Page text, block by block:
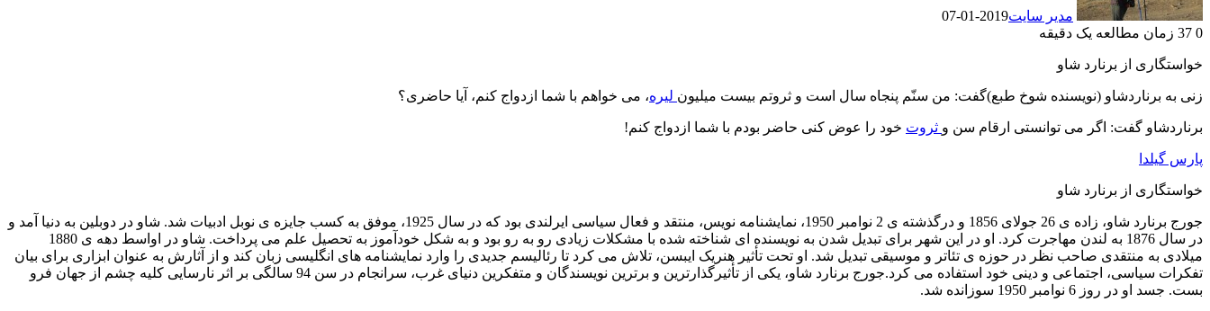
مدیر سایت2019-01-07
0
زمان مطالعه یک دقیقه
خواستگاری از برنارد شاو
زنی به برناردشاو (نویسنده شوخ طبع)گفت: من سنّم پنجاه سال است و ثروتم بیست میلیون لیره، می خواهم با شما ازدواج کنم، آیا حاضری؟
برناردشاو گفت: اگر می توانستی ارقام سن و ثروت خود را عوض کنی حاضر بودم با شما ازدواج کنم!
پارس گیلدا
خواستگاری از برنارد شاو
جورج برنارد شاو، زاده ی 26 جولای 1856 و درگذشته ی 2 نوامبر 1950، نمایشنامه نویس، منتقد و فعال سیاسی ایرلندی بود که در سال 1925، موفق به کسب جایزه ی نوبل ادبیات شد. شاو در دوبلین به دنیا آمد و
در سال 1876 به لندن مهاجرت کرد. او در این شهر برای تبدیل شدن به نویسنده ای شناخته شده با مشکلات زیادی رو به رو بود و به شکل خودآموز به تحصیل علم می پرداخت. شاو در اواسط دهه ی 1880
میلادی به منتقدی صاحب نظر در حوزه ی تئاتر و موسیقی تبدیل شد. او تحت تأثیر هنریک ایبسن، تلاش می کرد تا رئالیسم جدیدی را وارد نمایشنامه های انگلیسی زبان کند و از آثارش به عنوان ابزاری برای بیان
تفکرات سیاسی، اجتماعی و دینی خود استفاده می کرد.جورج برنارد شاو، یکی از تأثیرگذارترین و برترین نویسندگان و متفکرین دنیای غرب، سرانجام در سن 94 سالگی بر اثر نارسایی کلیه چشم از جهان فرو
بست. جسد او در روز 6 نوامبر 1950 سوزانده شد.